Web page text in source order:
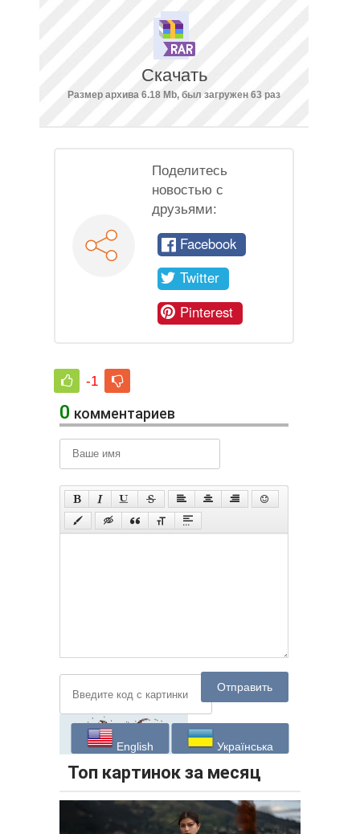
Скачать
Размер архива 6.18 Mb, был загружен 63 раз
Поделитесь
новостью с
друзьями:
Facebook
Twitter
Pinterest
-1
0 комментариев
Отправить
English Українська
Топ картинок за месяц